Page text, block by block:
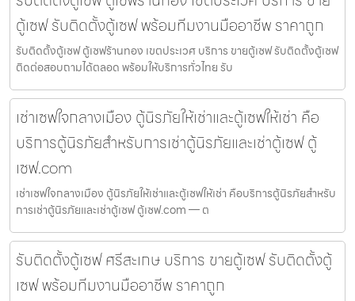
ตู้เซฟ รับติดตั้งตู้เซฟ พร้อมทีมงานมืออาชีพ ราคาถูก
รับติดตั้งตู้เซฟ ตู้เซฟร้านทอง เขตประเวศ บริการ ขายตู้เซฟ รับติดตั้งตู้เซฟ
ติดต่อสอบถามได้ตลอด พร้อมให้บริการทั่วไทย รับ
เช่าเซฟใจกลางเมือง ตู้นิรภัยให้เช่าและตู้เซฟให้เช่า คือ
บริการตู้นิรภัยสำหรับการเช่าตู้นิรภัยและเช่าตู้เซฟ ตู้
เซฟ.com
เช่าเซฟใจกลางเมือง ตู้นิรภัยให้เช่าและตู้เซฟให้เช่า คือบริการตู้นิรภัยสำหรับ
การเช่าตู้นิรภัยและเช่าตู้เซฟ ตู้เซฟ.com — ต
รับติดตั้งตู้เซฟ ศรีสะเกษ บริการ ขายตู้เซฟ รับติดตั้งตู้
เซฟ พร้อมทีมงานมืออาชีพ ราคาถูก